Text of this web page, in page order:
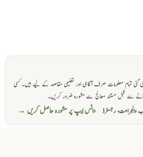
تمام معلومات صرف آگاہی اور تعلیمی مقاصد کے لیے ہیں۔ کسی
سے قبل مستند معالج سے مشورہ ضرور کریں۔
والجراحت، رجسٹرڈ
واٹس ایپ پر مشورہ حاصل کریں →